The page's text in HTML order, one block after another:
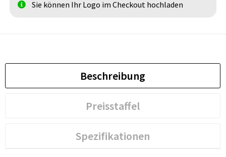
Sie können Ihr Logo im Checkout hochladen
Beschreibung
Preisstaffel
Spezifikationen